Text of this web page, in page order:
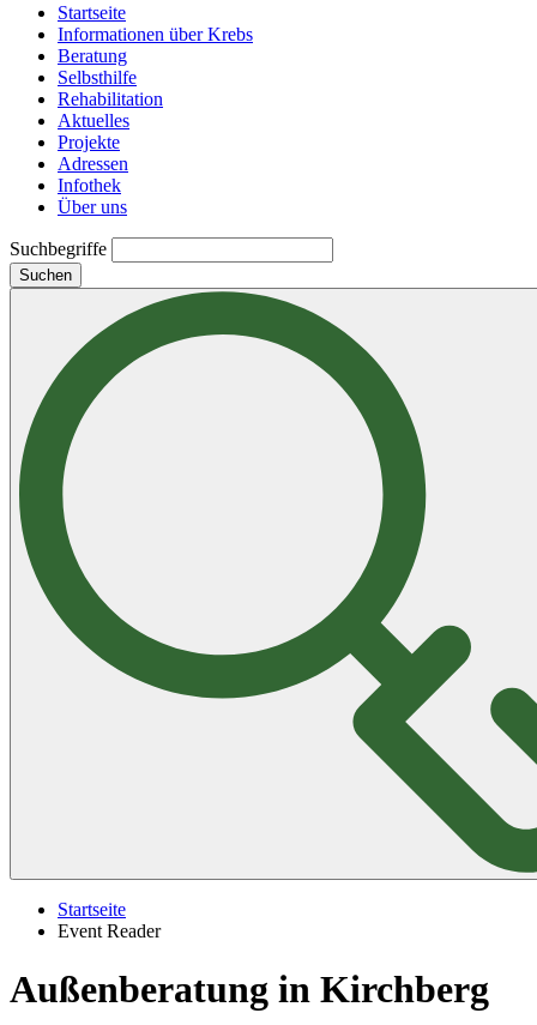
Startseite
Informationen über Krebs
Beratung
Selbsthilfe
Rehabilitation
Aktuelles
Projekte
Adressen
Infothek
Über uns
Suchbegriffe
Suchen
Startseite
Event Reader
Außenberatung in Kirchberg